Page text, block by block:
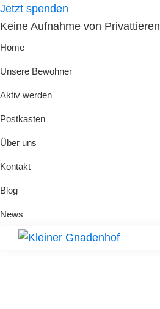
Skip
to
primary
Skip
to
main
Jetzt spenden
Keine Aufnahme von Privattieren
Home
Unsere Bewohner
Aktiv werden
Postkasten
Über uns
Kontakt
Blog
News